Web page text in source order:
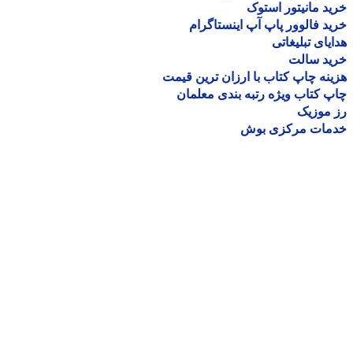
مانیتور استوک
فالوور پاپ آپ اینستاگرام
تبلیغاتی
سالت
چاپ کتاب با ارزان ترین قیمت
کتاب ویژه رتبه بندی معلمان
موزیک
مرکزی بوش